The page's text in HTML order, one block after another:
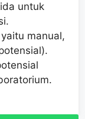
untuk
manual,